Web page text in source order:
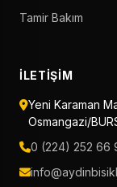
Tamir Bakım
İLETIŞIM
Yeni Karaman
Osmangazi/
0 (224) 252 66